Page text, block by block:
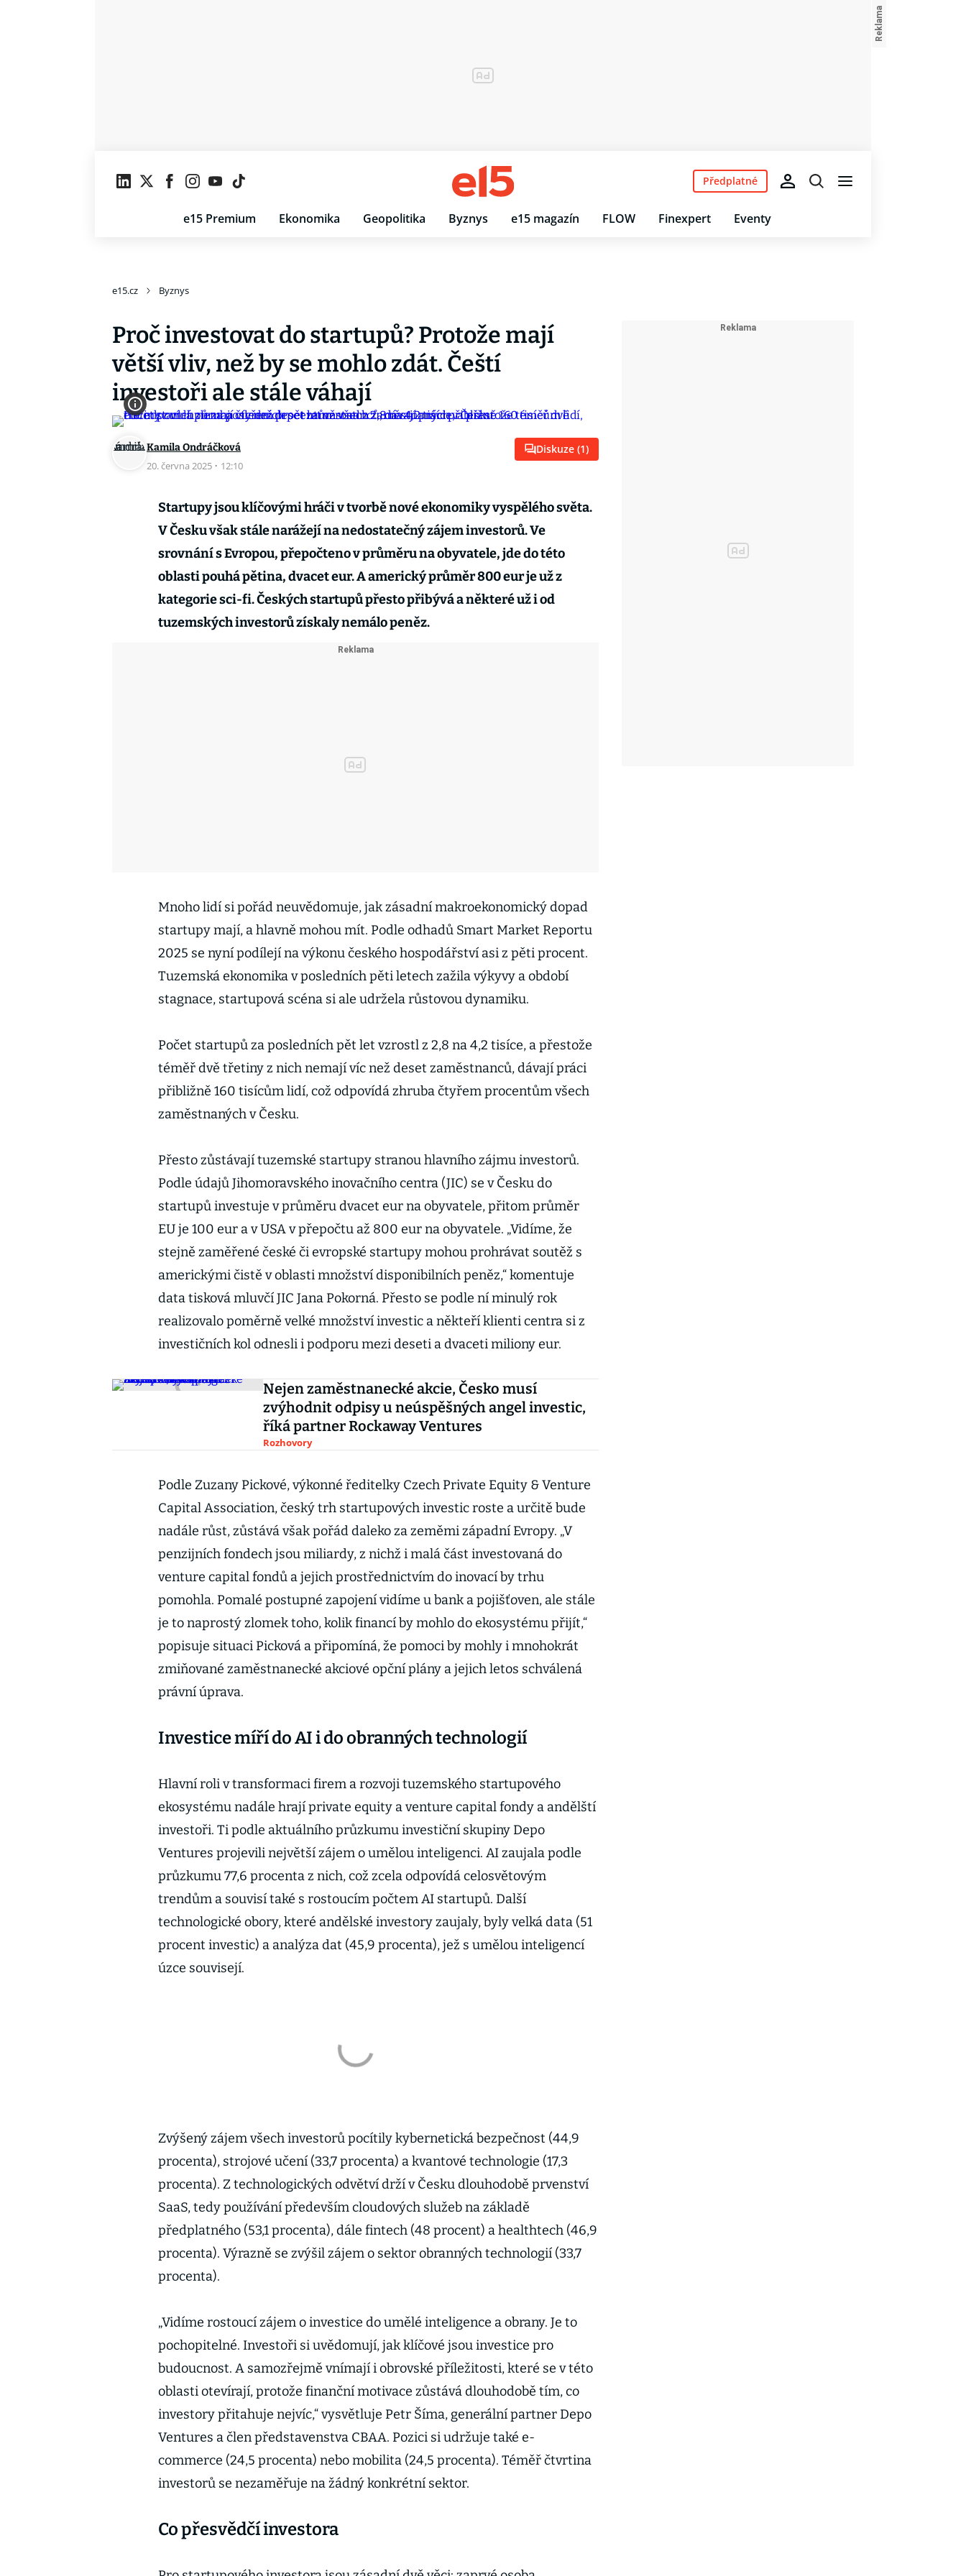
e15 Premium Ekonomika Geopolitika Byznys e15 magazín FLOW Finexpert Eventy
Předplatné
e15.cz Byznys
Proč investovat do startupů? Protože mají
větší vliv, než by se mohlo zdát. Čeští
investoři ale stále váhají
Kamila Ondráčková
20. června 2025 · 12:10
Diskuze (1)
Startupy jsou klíčovými hráči v tvorbě nové ekonomiky vyspělého světa.
V Česku však stále narážejí na nedostatečný zájem investorů. Ve
srovnání s Evropou, přepočteno v průměru na obyvatele, jde do této
oblasti pouhá pětina, dvacet eur. A americký průměr 800 eur je už z
kategorie sci-fi. Českých startupů přesto přibývá a některé už i od
tuzemských investorů získaly nemálo peněz.
Mnoho lidí si pořád neuvědomuje, jak zásadní makroekonomický dopad
startupy mají, a hlavně mohou mít. Podle odhadů Smart Market Reportu
2025 se nyní podílejí na výkonu českého hospodářství asi z pěti procent.
Tuzemská ekonomika v posledních pěti letech zažila výkyvy a období
stagnace, startupová scéna si ale udržela růstovou dynamiku.
Počet startupů za posledních pět let vzrostl z 2,8 na 4,2 tisíce, a přestože
téměř dvě třetiny z nich nemají víc než deset zaměstnanců, dávají práci
přibližně 160 tisícům lidí, což odpovídá zhruba čtyřem procentům všech
zaměstnaných v Česku.
Přesto zůstávají tuzemské startupy stranou hlavního zájmu investorů.
Podle údajů Jihomoravského inovačního centra (JIC) se v Česku do
startupů investuje v průměru dvacet eur na obyvatele, přitom průměr
EU je 100 eur a v USA v přepočtu až 800 eur na obyvatele. „Vidíme, že
stejně zaměřené české či evropské startupy mohou prohrávat soutěž s
americkými čistě v oblasti množství disponibilních peněz,“ komentuje
data tisková mluvčí JIC Jana Pokorná. Přesto se podle ní minulý rok
realizovalo poměrně velké množství investic a někteří klienti centra si z
investičních kol odnesli i podporu mezi deseti a dvaceti miliony eur.
Nejen zaměstnanecké akcie, Česko musí
zvýhodnit odpisy u neúspěšných angel investic,
říká partner Rockaway Ventures
Rozhovory
Podle Zuzany Pickové, výkonné ředitelky Czech Private Equity & Venture
Capital Association, český trh startupových investic roste a určitě bude
nadále růst, zůstává však pořád daleko za zeměmi západní Evropy. „V
penzijních fondech jsou miliardy, z nichž i malá část investovaná do
venture capital fondů a jejich prostřednictvím do inovací by trhu
pomohla. Pomalé postupné zapojení vidíme u bank a pojišťoven, ale stále
je to naprostý zlomek toho, kolik financí by mohlo do ekosystému přijít,“
popisuje situaci Picková a připomíná, že pomoci by mohly i mnohokrát
zmiňované zaměstnanecké akciové opční plány a jejich letos schválená
právní úprava.
Investice míří do AI i do obranných technologií
Hlavní roli v transformaci firem a rozvoji tuzemského startupového
ekosystému nadále hrají private equity a venture capital fondy a andělští
investoři. Ti podle aktuálního průzkumu investiční skupiny Depo
Ventures projevili největší zájem o umělou inteligenci. AI zaujala podle
průzkumu 77,6 procenta z nich, což zcela odpovídá celosvětovým
trendům a souvisí také s rostoucím počtem AI startupů. Další
technologické obory, které andělské investory zaujaly, byly velká data (51
procent investic) a analýza dat (45,9 procenta), jež s umělou inteligencí
úzce souvisejí.
Zvýšený zájem všech investorů pocítily kybernetická bezpečnost (44,9
procenta), strojové učení (33,7 procenta) a kvantové technologie (17,3
procenta). Z technologických odvětví drží v Česku dlouhodobě prvenství
SaaS, tedy používání především cloudových služeb na základě
předplatného (53,1 procenta), dále fintech (48 procent) a healthtech (46,9
procenta). Výrazně se zvýšil zájem o sektor obranných technologií (33,7
procenta).
„Vidíme rostoucí zájem o investice do umělé inteligence a obrany. Je to
pochopitelné. Investoři si uvědomují, jak klíčové jsou investice pro
budoucnost. A samozřejmě vnímají i obrovské příležitosti, které se v této
oblasti otevírají, protože finanční motivace zůstává dlouhodobě tím, co
investory přitahuje nejvíc,“ vysvětluje Petr Šíma, generální partner Depo
Ventures a člen představenstva CBAA. Pozici si udržuje také e-
commerce (24,5 procenta) nebo mobilita (24,5 procenta). Téměř čtvrtina
investorů se nezaměřuje na žádný konkrétní sektor.
Co přesvědčí investora